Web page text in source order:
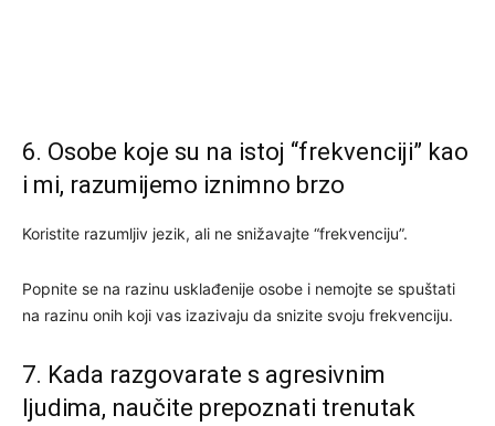
6. Osobe koje su na istoj “frekvenciji” kao
i mi, razumijemo iznimno brzo
Koristite razumljiv jezik, ali ne snižavajte “frekvenciju”.
Popnite se na razinu usklađenije osobe i nemojte se spuštati
na razinu onih koji vas izazivaju da snizite svoju frekvenciju.
7. Kada razgovarate s agresivnim
ljudima, naučite prepoznati trenutak